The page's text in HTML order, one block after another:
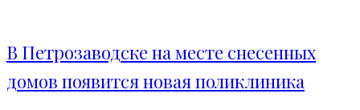
В Петрозаводске на месте снесенных
домов появится новая поликлиника